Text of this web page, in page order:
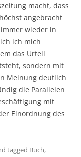
macht, dass
angebracht
wieder in
ich mich
das Urteil
sondern mit
Meinung deutlich
die Parallelen
mit
Einordnung des
tagged Buch,